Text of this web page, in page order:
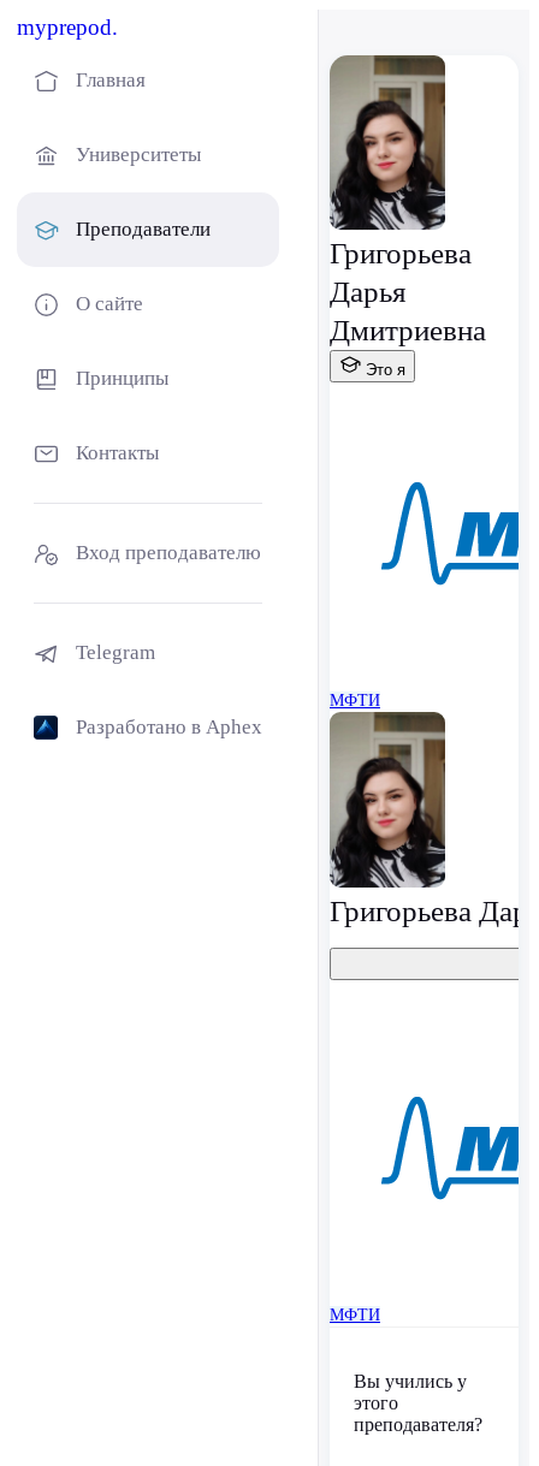
myprepod.
Главная
Университеты
Преподаватели
О сайте
Принципы
Контакты
Вход преподавателю
Telegram
Разработано в Aphex
Григорьева
Дарья
Дмитриевна
Это я
МФТИ
Григорьева
МФТИ
Вы учились у
этого
преподавателя?